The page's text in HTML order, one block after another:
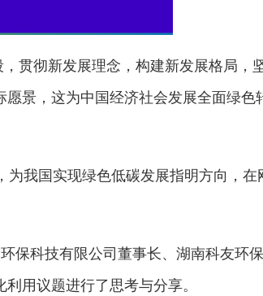
贯彻新发展理念，构建新发展格局，
景，这为中国经济社会发展全面绿色
我国实现绿色低碳发展指明方向，在
保科技有限公司董事长、湖南科友环
利用议题进行了思考与分享。